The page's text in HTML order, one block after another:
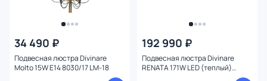
34 490 ₽
Подвесная люстра Divinare
Molto 15W E14 8030/17 LM-18
192 990 ₽
Подвесная люстра Divinare
RENATA 171W LED (теплый)